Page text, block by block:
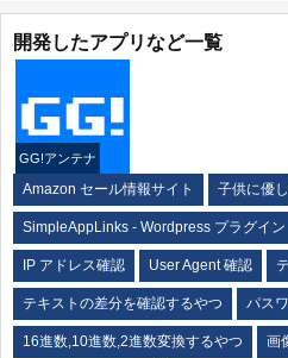
開発したアプリなど一覧
GG!アンテナ
Amazon セール情報サイト 子供に優
SimpleAppLinks - Wordpress プラグイン
IP アドレス確認 User Agent 確認
テキストの差分を確認するやつ パス
16進数,10進数,2進数変換するやつ 画